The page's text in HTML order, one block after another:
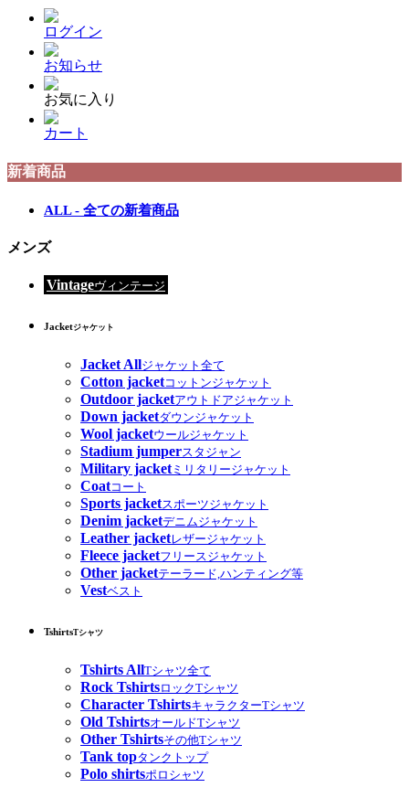
ログイン
お知らせ
お気に入り
カート
新着商品
ALL - 全ての新着商品
メンズ
Vintageヴィンテージ
Jacketジャケット
Jacket Allジャケット全て
Cotton jacketコットンジャケット
Outdoor jacketアウトドアジャケット
Down jacketダウンジャケット
Wool jacketウールジャケット
Stadium jumperスタジャン
Military jacketミリタリージャケット
Coatコート
Sports jacketスポーツジャケット
Denim jacketデニムジャケット
Leather jacketレザージャケット
Fleece jacketフリースジャケット
Other jacketテーラード,ハンティング等
Vestベスト
TshirtsTシャツ
Tshirts AllTシャツ全て
Rock TshirtsロックTシャツ
Character TshirtsキャラクターTシャツ
Old TshirtsオールドTシャツ
Other Tshirtsその他Tシャツ
Tank topタンクトップ
Polo shirtsポロシャツ